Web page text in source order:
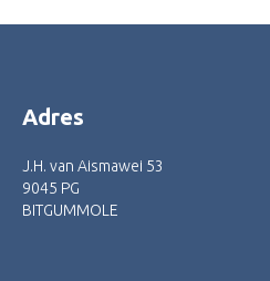
Adres
J.H. van Aismawei 53
9045 PG
BITGUMMOLE